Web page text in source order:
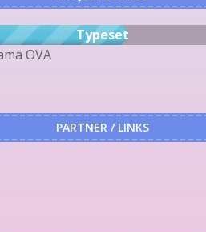
Typeset
OVA
PARTNER / LINKS